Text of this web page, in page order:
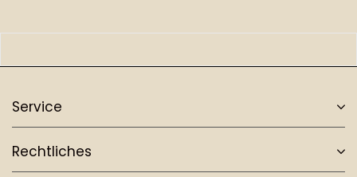
Service
Rechtliches